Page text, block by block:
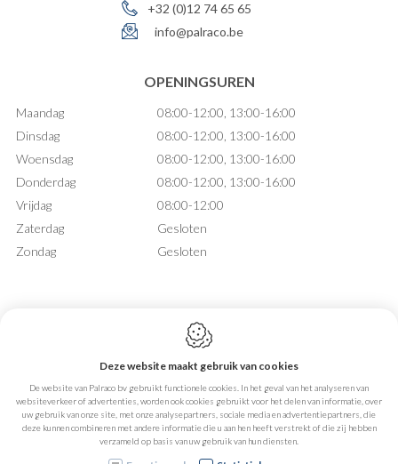
+32 (0)12 74 65 65
info@palraco.be
OPENINGSUREN
Maandag
08:00-12:00, 13:00-16:00
Dinsdag
08:00-12:00, 13:00-16:00
Woensdag
08:00-12:00, 13:00-16:00
Donderdag
08:00-12:00, 13:00-16:00
Vrijdag
08:00-12:00
Zaterdag
Gesloten
Zondag
Gesloten
Webdesign by IDcreation 2026
Cookie policy
Privacy policy
Sitemap
Deze website maakt gebruik van cookies
De website van Palraco bv gebruikt functionele cookies. In het geval van het analyseren van
websiteverkeer of advertenties, worden ook cookies gebruikt voor het delen van informatie, over
uw gebruik van onze site, met onze analysepartners, sociale media en advertentiepartners, die
deze kunnen combineren met andere informatie die u aan hen heeft verstrekt of die zij hebben
verzameld op basis van uw gebruik van hun diensten.